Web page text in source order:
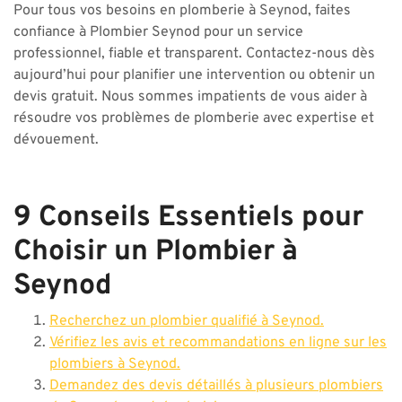
Pour tous vos besoins en plomberie à Seynod, faites
confiance à Plombier Seynod pour un service
professionnel, fiable et transparent. Contactez-nous dès
aujourd’hui pour planifier une intervention ou obtenir un
devis gratuit. Nous sommes impatients de vous aider à
résoudre vos problèmes de plomberie avec expertise et
dévouement.
9 Conseils Essentiels pour
Choisir un Plombier à
Seynod
Recherchez un plombier qualifié à Seynod.
Vérifiez les avis et recommandations en ligne sur les
plombiers à Seynod.
Demandez des devis détaillés à plusieurs plombiers